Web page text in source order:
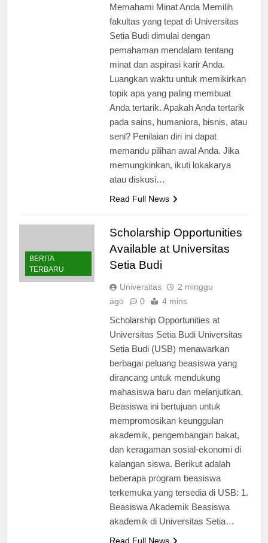
Memahami Minat Anda Memilih
fakultas yang tepat di Universitas
Setia Budi dimulai dengan
pemahaman mendalam tentang
minat dan aspirasi karir Anda.
Luangkan waktu untuk memikirkan
topik apa yang paling membuat
Anda tertarik. Apakah Anda tertarik
pada sains, humaniora, bisnis, atau
seni? Penilaian diri ini dapat
memandu pilihan awal Anda. Jika
memungkinkan, ikuti lokakarya
BERITA
Scholarship Opportunities
Available at Universitas
Universitas
2 minggu
Scholarship Opportunities at
Universitas Setia Budi Universitas
Setia Budi (USB) menawarkan
berbagai peluang beasiswa yang
dirancang untuk mendukung
mahasiswa baru dan melanjutkan.
Beasiswa ini bertujuan untuk
mempromosikan keunggulan
akademik, pengembangan bakat,
dan keragaman sosial-ekonomi di
kalangan siswa. Berikut adalah
beberapa program beasiswa
terkemuka yang tersedia di USB: 1.
Beasiswa Akademik Beasiswa